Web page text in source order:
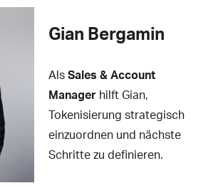
Gian Bergamin
AlsSales & Account
Manager hilft Gian,
Tokenisierung strategisch
einzuordnen und nächste
Schritte zu definieren.